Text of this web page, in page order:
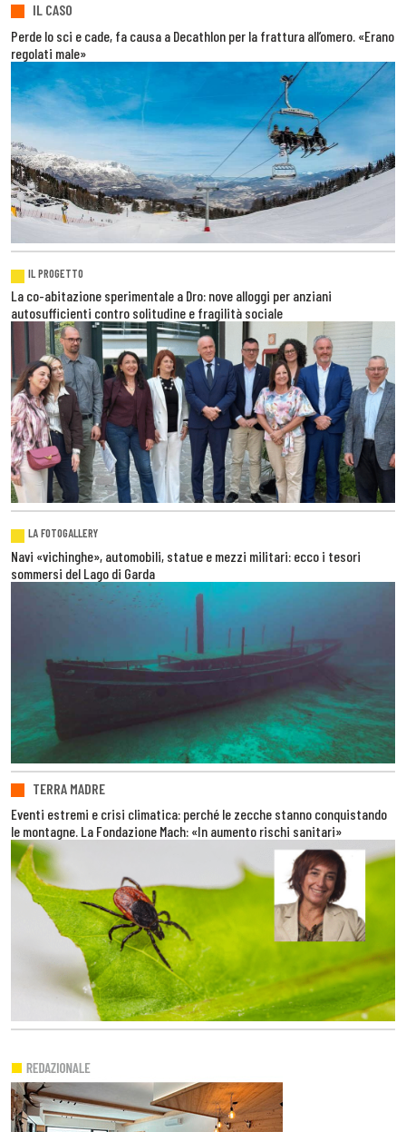
IL CASO
Perde lo sci e cade, fa causa a Decathlon per la frattura all’omero. «Erano
regolati male»
IL PROGETTO
La co-abitazione sperimentale a Dro: nove alloggi per anziani
autosufficienti contro solitudine e fragilità sociale
LA FOTOGALLERY
Navi «vichinghe», automobili, statue e mezzi militari: ecco i tesori
sommersi del Lago di Garda
TERRA MADRE
Eventi estremi e crisi climatica: perché le zecche stanno conquistando
le montagne. La Fondazione Mach: «In aumento rischi sanitari»